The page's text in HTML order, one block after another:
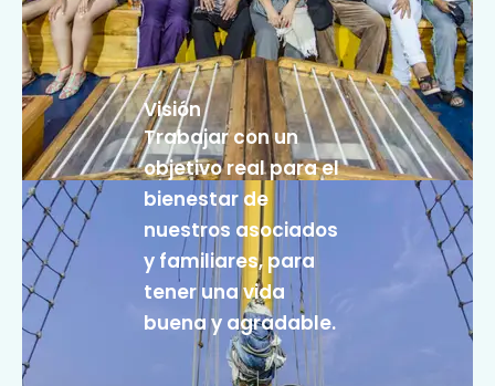
Visión
Trabajar con un
objetivo real para el
bienestar de
nuestros asociados
y familiares, para
tener una vida
buena y agradable.